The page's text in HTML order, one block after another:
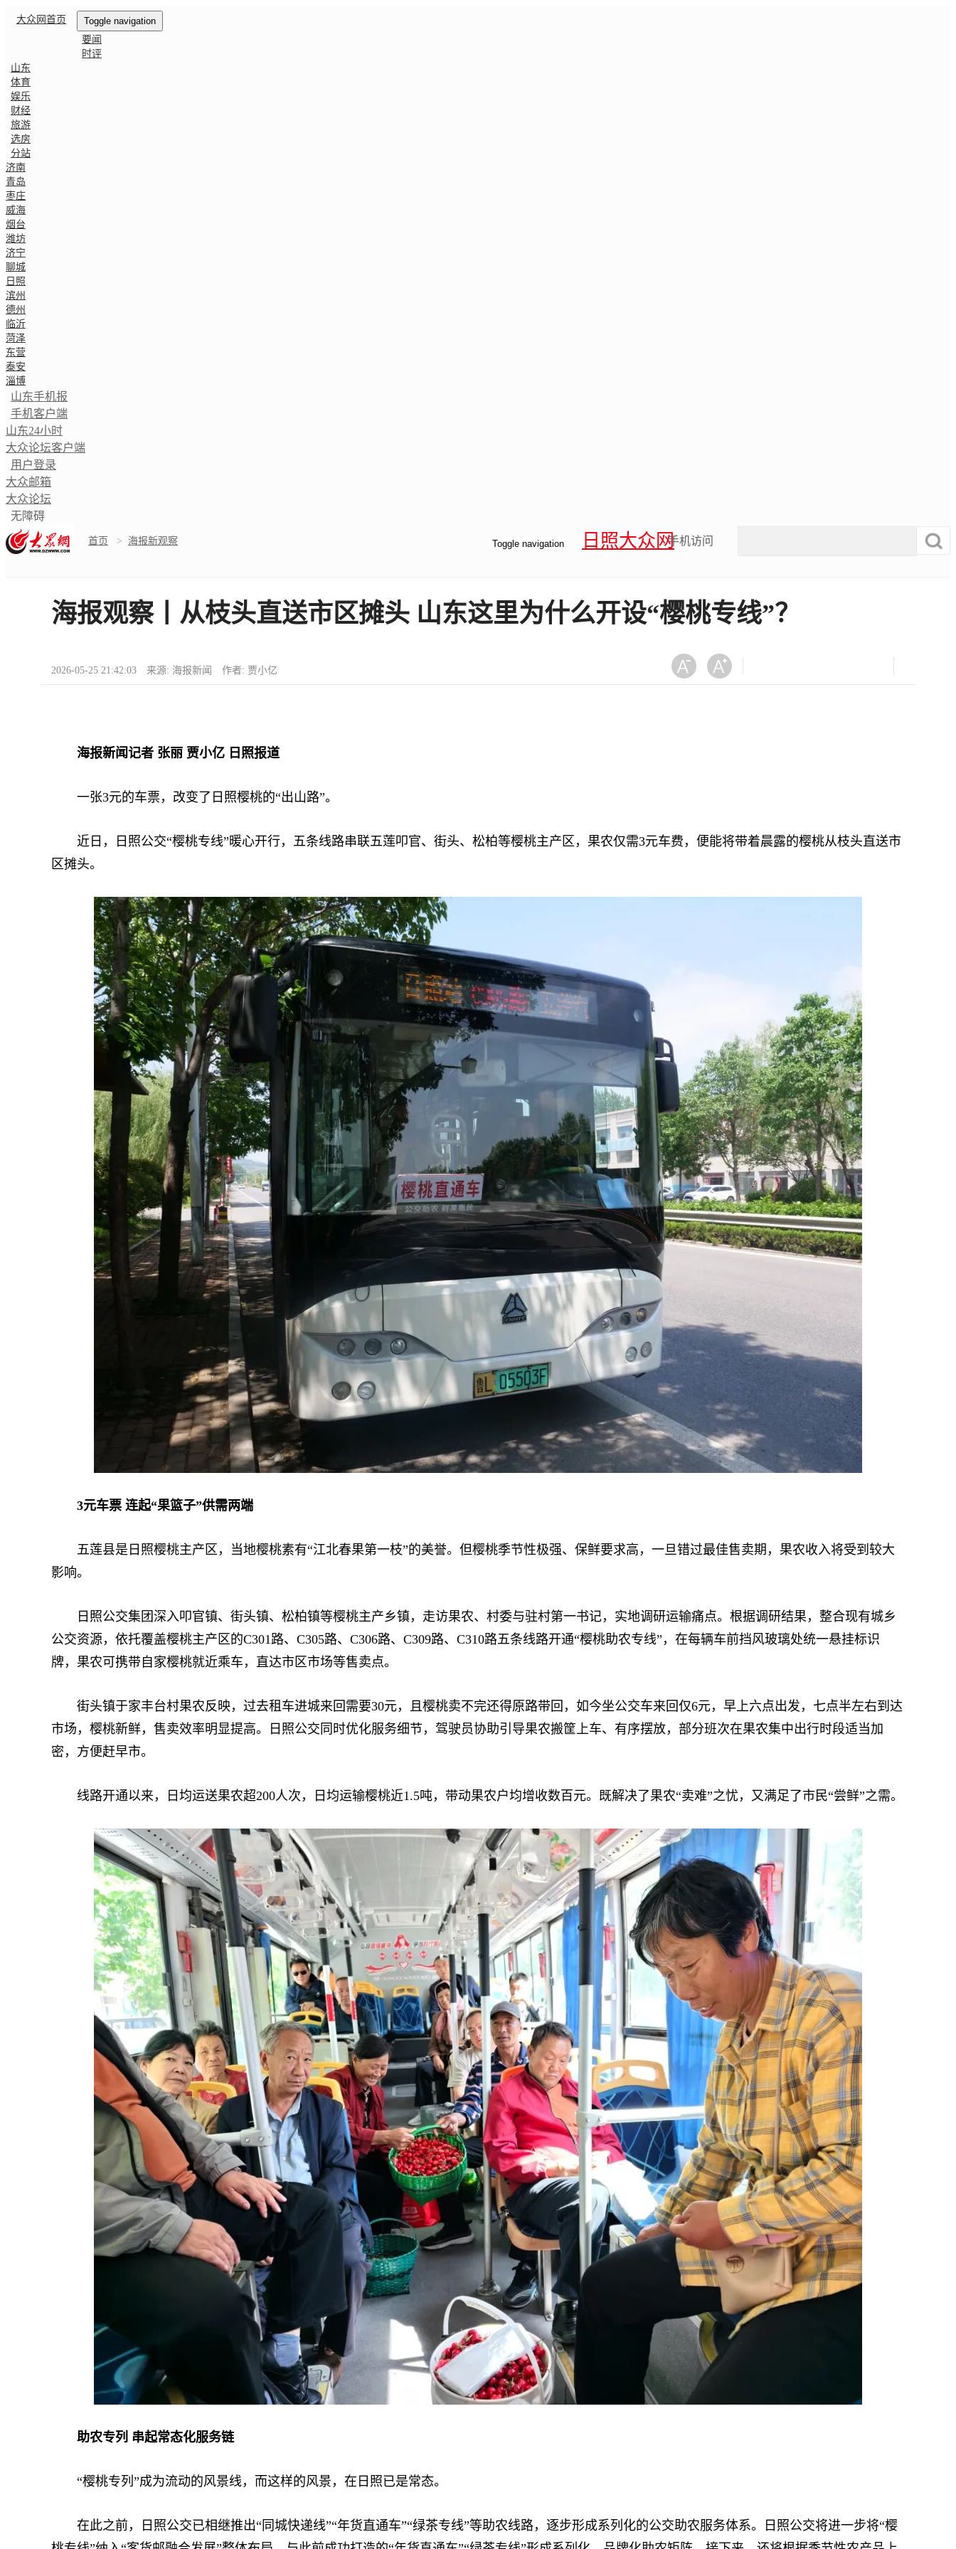
Toggle navigation
大众网首页
要闻
时评
山东
体育
娱乐
财经
旅游
选房
分站
济南
青岛
枣庄
威海
烟台
潍坊
济宁
聊城
日照
滨州
德州
临沂
菏泽
东营
泰安
淄博
山东手机报
手机客户端
山东24小时
大众论坛客户端
用户登录
大众邮箱
大众论坛
无障碍
Toggle navigation 日照大众网
首页 > 海报新观察 手机访问
海报观察丨从枝头直送市区摊头 山东这里为什么开设“樱桃专线”？
2026-05-25 21:42:03 来源: 海报新闻 作者: 贾小亿
海报新闻记者 张丽 贾小亿 日照报道
一张3元的车票，改变了日照樱桃的“出山路”。
近日，日照公交“樱桃专线”暖心开行，五条线路串联五莲叩官、街头、松柏等樱桃主产区，果农仅需3元车费，便能将带着晨露的樱桃从枝头直送市
区摊头。
3元车票 连起“果篮子”供需两端
五莲县是日照樱桃主产区，当地樱桃素有“江北春果第一枝”的美誉。但樱桃季节性极强、保鲜要求高，一旦错过最佳售卖期，果农收入将受到较大
影响。
日照公交集团深入叩官镇、街头镇、松柏镇等樱桃主产乡镇，走访果农、村委与驻村第一书记，实地调研运输痛点。根据调研结果，整合现有城乡
公交资源，依托覆盖樱桃主产区的C301路、C305路、C306路、C309路、C310路五条线路开通“樱桃助农专线”，在每辆车前挡风玻璃处统一悬挂标识
牌，果农可携带自家樱桃就近乘车，直达市区市场等售卖点。
街头镇于家丰台村果农反映，过去租车进城来回需要30元，且樱桃卖不完还得原路带回，如今坐公交车来回仅6元，早上六点出发，七点半左右到达
市场，樱桃新鲜，售卖效率明显提高。日照公交同时优化服务细节，驾驶员协助引导果农搬筐上车、有序摆放，部分班次在果农集中出行时段适当加
密，方便赶早市。
线路开通以来，日均运送果农超200人次，日均运输樱桃近1.5吨，带动果农户均增收数百元。既解决了果农“卖难”之忧，又满足了市民“尝鲜”之需。
助农专列 串起常态化服务链
“樱桃专列”成为流动的风景线，而这样的风景，在日照已是常态。
在此之前，日照公交已相继推出“同城快递线”“年货直通车”“绿茶专线”等助农线路，逐步形成系列化的公交助农服务体系。日照公交将进一步将“樱